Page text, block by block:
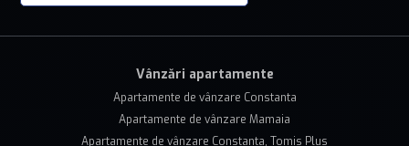
Vânzări apartamente
Apartamente de vânzare Constanta
Apartamente de vânzare Mamaia
Apartamente de vânzare Constanta, Tomis Plus